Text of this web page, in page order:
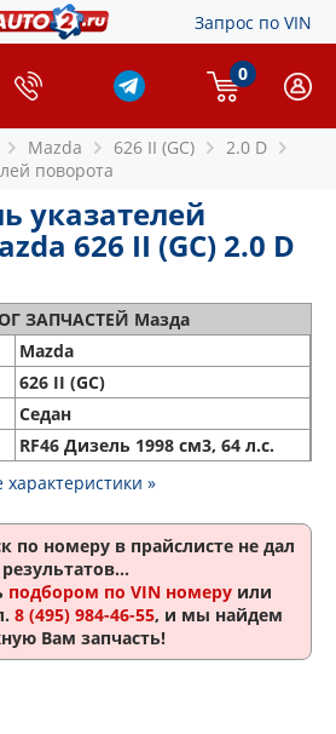
Запрос по VIN
0
Mazda 626 II (GC)
2.0 D
поворота
указателей
626 II (GC) 2.0 D
ЗАПЧАСТЕЙ Мазда
Mazda
626 II (GC)
Седан
RF46 Дизель 1998 см3, 64 л.с.
характеристики »
по номеру в прайслисте не дал
результатов...
подбором по VIN номеруили
8 (495) 984-46-55, и мы найдем
Вам запчасть!